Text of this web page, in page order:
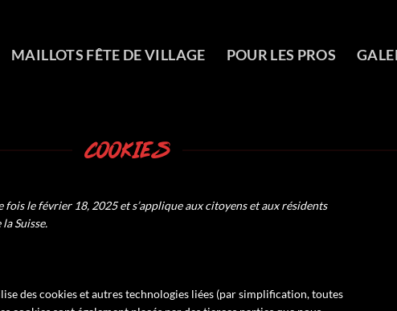
MAILLOTS FÊTE DE VILLAGE POUR LES PROS
COOKIES
le février 18, 2025 et s’applique aux citoyens et aux résidents
Suisse.
des cookies et autres technologies liées (par simplification, toutes